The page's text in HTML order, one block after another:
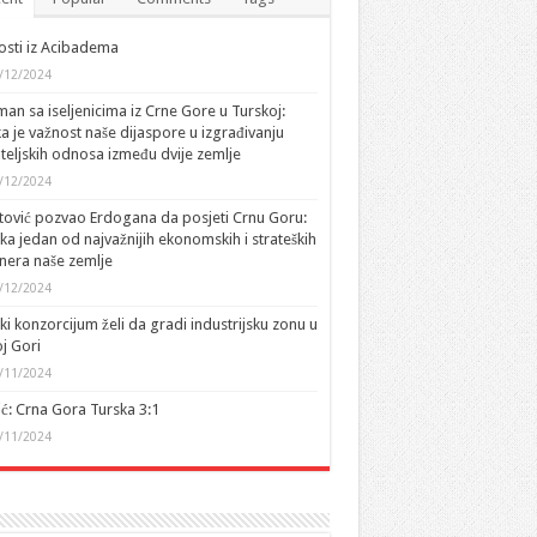
iz Acibadema
12/2024
sa iseljenicima iz Crne Gore u Turskoj:
je važnost naše dijaspore u izgrađivanju
odnosa između dvije zemlje
12/2024
pozvao Erdogana da posjeti Crnu Goru:
jedan od najvažnijih ekonomskih i strateških
naše zemlje
12/2024
konzorcijum želi da gradi industrijsku zonu u
Gori
11/2024
Crna Gora Turska 3:1
11/2024